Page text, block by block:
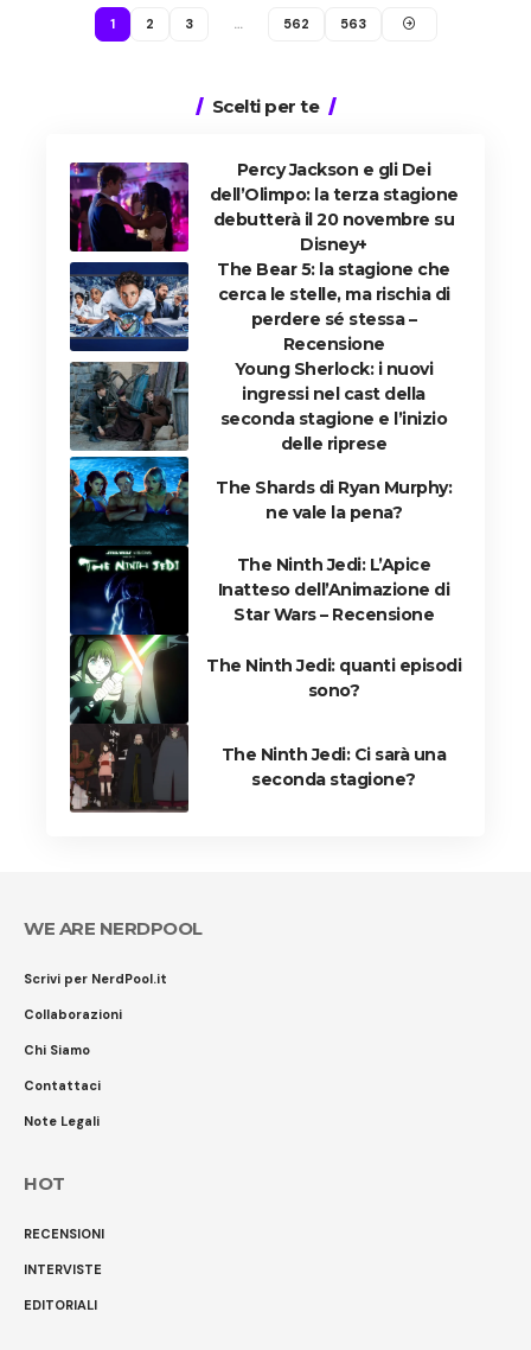
1 2 3 … 562 563
Scelti per te
Percy Jackson e gli Dei
dell’Olimpo: la terza stagione
debutterà il 20 novembre su
Disney+
The Bear 5: la stagione che
cerca le stelle, ma rischia di
perdere sé stessa –
Recensione
Young Sherlock: i nuovi
ingressi nel cast della
seconda stagione e l’inizio
delle riprese
The Shards di Ryan Murphy:
ne vale la pena?
The Ninth Jedi: L’Apice
Inatteso dell’Animazione di
Star Wars – Recensione
The Ninth Jedi: quanti episodi
sono?
The Ninth Jedi: Ci sarà una
seconda stagione?
WE ARE NERDPOOL
Scrivi per NerdPool.it
Collaborazioni
Chi Siamo
Contattaci
Note Legali
HOT
RECENSIONI
INTERVISTE
EDITORIALI